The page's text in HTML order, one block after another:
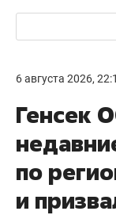
частном
издания,
главе
# сша #выборы в